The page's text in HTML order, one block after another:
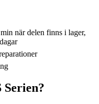
när delen finns i lager,
Serien?